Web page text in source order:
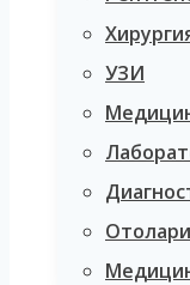
УЗИ